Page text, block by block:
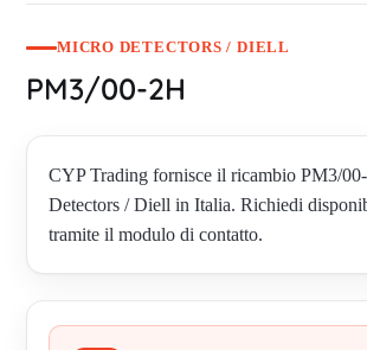
MICRO DETECTORS / DIELL
PM3/00-2H
CYP Trading fornisce il ricambio PM3/
Detectors / Diell in Italia. Richiedi
tramite il modulo di contatto.